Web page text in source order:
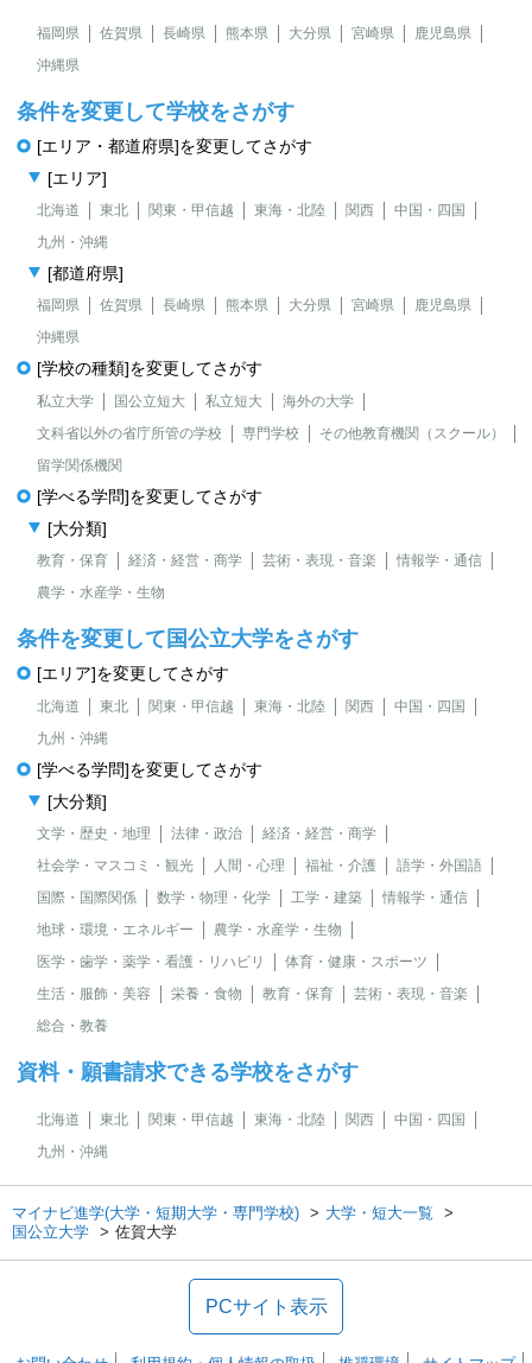
福岡県 佐賀県 長崎県 熊本県 大分県 宮崎県
鹿児島県
沖縄県
条件を変更して学校をさがす
[エリア・都道府県]を変更してさがす
[エリア]
北海道 東北 関東・甲信越 東海・北陸 関西
中国・四国
九州・沖縄
[都道府県]
福岡県 佐賀県 長崎県 熊本県 大分県 宮崎県
鹿児島県
沖縄県
[学校の種類]を変更してさがす
私立大学 国公立短大 私立短大
海外の大学
文科省以外の省庁所管の学校
専門学校
その他教育機関（スクール）
留学関係機関
[学べる学問]を変更してさがす
[大分類]
教育・保育 経済・経営・商学 芸術・表現・音楽
情報学・通信
農学・水産学・生物
条件を変更して国公立大学をさがす
[エリア]を変更してさがす
北海道 東北 関東・甲信越 東海・北陸 関西
中国・四国
九州・沖縄
[学べる学問]を変更してさがす
[大分類]
文学・歴史・地理 法律・政治
経済・経営・商学
社会学・マスコミ・観光
人間・心理 福祉・介護
語学・外国語
国際・国際関係
数学・物理・化学 工学・建築
情報学・通信
地球・環境・エネルギー
農学・水産学・生物
医学・歯学・薬学・看護・リハビリ
体育・健康・スポーツ
生活・服飾・美容
栄養・食物 教育・保育
芸術・表現・音楽
総合・教養
資料・願書請求できる学校をさがす
北海道 東北 関東・甲信越 東海・北陸 関西
中国・四国
九州・沖縄
マイナビ進学(大学・短期大学・専門学校)
大学・短大一覧
国公立大学
佐賀大学
PCサイト表示